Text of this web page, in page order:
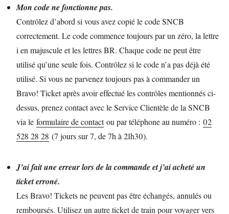
Mon code ne fonctionne pas.
Contrôlez d’abord si vous avez copié le code SNCB
correctement. Le code commence toujours par un zéro, la lettre
i en majuscule et les lettres BR. Chaque code ne peut être
utilisé qu’une seule fois. Contrôlez si le code n’a pas déjà été
utilisé. Si vous ne parvenez toujours pas à commander un
Bravo! Ticket après avoir effectué les contrôles mentionnés ci-
dessus, prenez contact avec le Service Clientèle de la SNCB
via le formulaire de contactou par téléphone au numéro : 02
528 28 28 (7 jours sur 7, de 7h à 21h30).
J’ai fait une erreur lors de la commande et j’ai acheté un
ticket erroné.
Les Bravo! Tickets ne peuvent pas être échangés, annulés ou
remboursés. Utilisez un autre ticket de train pour voyager vers